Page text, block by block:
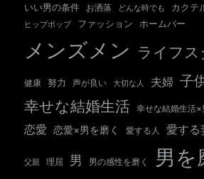
いい男の条件 お洒落 どんな時でも カクテ
ヒップポップ ファッション ホームバー
メンズメン ライフス
健康 努力 声が良い 大切な人 夫婦 子
幸せな結婚生活 幸せな結婚生活×
恋愛 恋愛×男を磨く 愛する人 愛する
父親 理屈 男 男の感性を磨く 男を